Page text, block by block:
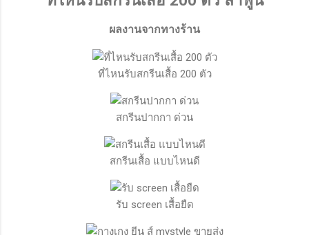
ผลงานจากทางร้าน
ที่ไหนรับสกรีนเสื้อ 200 ตัว
สกรีนปากกา ด่วน
สกรีนเสื้อ แบบไหนดี
รับ screen เสื้อยืด